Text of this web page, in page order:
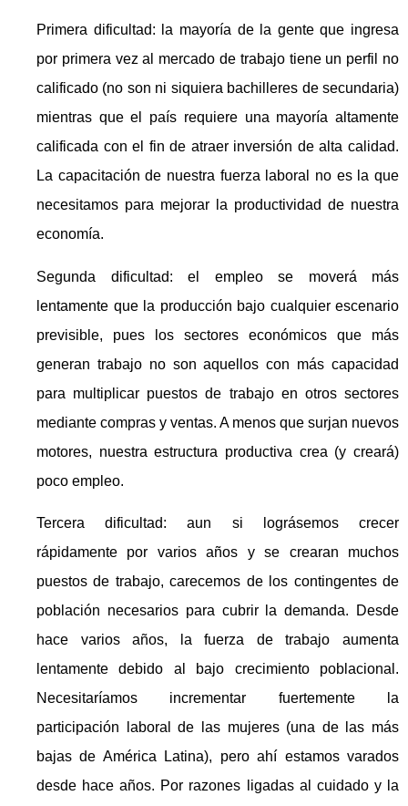
Primera dificultad: la mayoría de la gente que ingresa
por primera vez al mercado de trabajo tiene un perfil no
calificado (no son ni siquiera bachilleres de secundaria)
mientras que el país requiere una mayoría altamente
calificada con el fin de atraer inversión de alta calidad.
La capacitación de nuestra fuerza laboral no es la que
necesitamos para mejorar la productividad de nuestra
economía.
Segunda dificultad: el empleo se moverá más
lentamente que la producción bajo cualquier escenario
previsible, pues los sectores económicos que más
generan trabajo no son aquellos con más capacidad
para multiplicar puestos de trabajo en otros sectores
mediante compras y ventas. A menos que surjan nuevos
motores, nuestra estructura productiva crea (y creará)
poco empleo.
Tercera dificultad: aun si lográsemos crecer
rápidamente por varios años y se crearan muchos
puestos de trabajo, carecemos de los contingentes de
población necesarios para cubrir la demanda. Desde
hace varios años, la fuerza de trabajo aumenta
lentamente debido al bajo crecimiento poblacional.
Necesitaríamos incrementar fuertemente la
participación laboral de las mujeres (una de las más
bajas de América Latina), pero ahí estamos varados
desde hace años. Por razones ligadas al cuidado y la